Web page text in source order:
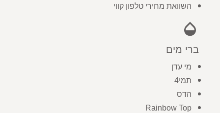
השוואת מחירי טלפון קווי
opacity
ברי מים
מי עדן
תמי4
הדס
Rainbow Top